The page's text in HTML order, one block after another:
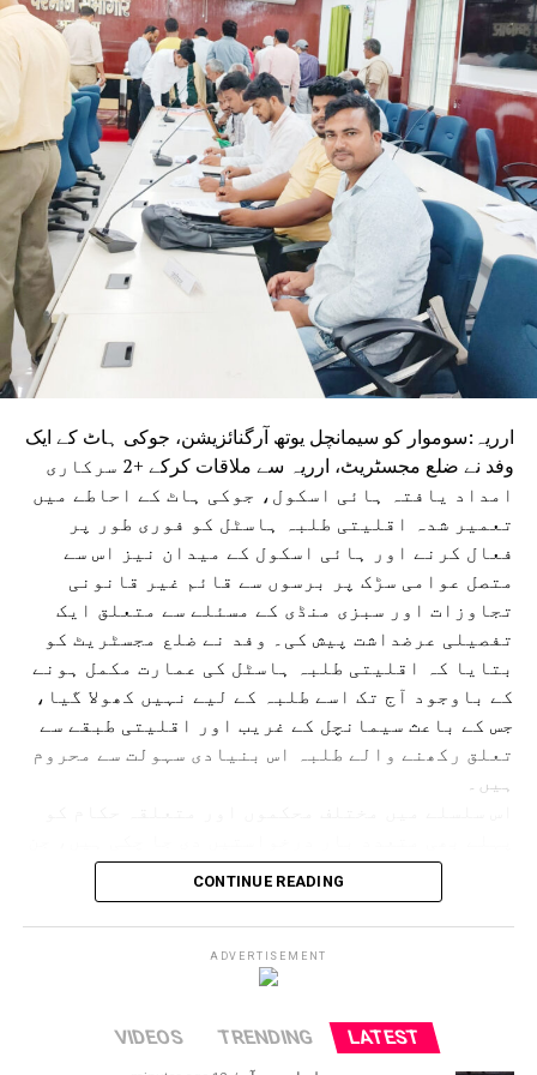
ہوئے گنتی مرکز کے باہر نامہ نگاروں سے بات چیت کرتے ہوئے
کہا کہ عوام نے نیشنل ڈیموکریٹک الائنس (این ڈی اے) کو 202
ایم ایل ایز کا مینڈیٹ دیا تھا۔ انہوں نے کہا کہ اب بی جے پی کی
ذمہ داری ہے کہ وہ بہار کی قیادت کسی ایسے شخص کے
سپرد کرے جس کا عکس بے داغ ہو اور جو تعلیم، روزگار اور گڈ
گورننس کو یقینی بنانے کے ساتھ ساتھ ہجرت (مائگریشن) کو
روک سکے۔
مسٹر کشور نے کہا کہ بہار کو ایک ایسے اچھے اور اہل وزیر
اعلیٰ کی ضرورت ہے جو معیاری تعلیم فراہم کرے، روزگار کے
مواقع پیدا کرے اور بہاریوں کے وقار کو بحال کرے۔انہوں نے
کسی متبادل لیڈر کا نام لیے بغیر کہا کہ ان کی مخالفت کسی
فرد یا پارٹی سے نہیں بلکہ’’کمزور قیادت‘‘سے ہے۔ وزیر اعلیٰ
مسٹر چودھری کا نام لیے بغیر ان کی طرف اشارہ کرتے ہوئے
انہوں نے الزام لگایا کہ ان سے لوگ اچھی طرح واقف ہیں اور
گا۔
ارریہ:سوموار کو سیمانچل یوتھ آرگنائزیشن، جوکی ہاٹ کے ایک
وفد نے ضلع مجسٹریٹ، ارریہ سے ملاقات کرکے +2 سرکاری
امداد یافتہ ہائی اسکول، جوکی ہاٹ کے احاطے میں
تعمیر شدہ اقلیتی طلبہ ہاسٹل کو فوری طور پر
فعال کرنے اور ہائی اسکول کے میدان نیز اس سے
متصل عوامی سڑک پر برسوں سے قائم غیر قانونی
تجاوزات اور سبزی منڈی کے مسئلے سے متعلق ایک
تفصیلی عرضداشت پیش کی۔ وفد نے ضلع مجسٹریٹ کو
بتایا کہ اقلیتی طلبہ ہاسٹل کی عمارت مکمل ہونے
کے باوجود آج تک اسے طلبہ کے لیے نہیں کھولا گیا،
جس کے باعث سیمانچل کے غریب اور اقلیتی طبقے سے
تعلق رکھنے والے طلبہ اس بنیادی سہولت سے محروم
ہیں۔
کی تفصیلات بھی ضلع مجسٹریٹ کے سامنے پیش کی
گئیں۔ اس موقع پر وفد نے جوکی ہاٹ ہائی اسکول کے
میدان اور اس سے گزرنے والی عوامی سڑک پر قائم
غیر قانونی سبزی منڈی اور تجاوزات کا معاملہ
بھی اٹھایا۔ وفد نے کہا کہ اس تجاوز کی وجہ سے
اسکول آنے جانے میں شدید دشواری کا سامنا کرنا
CONTINUE READING
ADVERTISEMENT
LATEST
TRENDING
VIDEOS